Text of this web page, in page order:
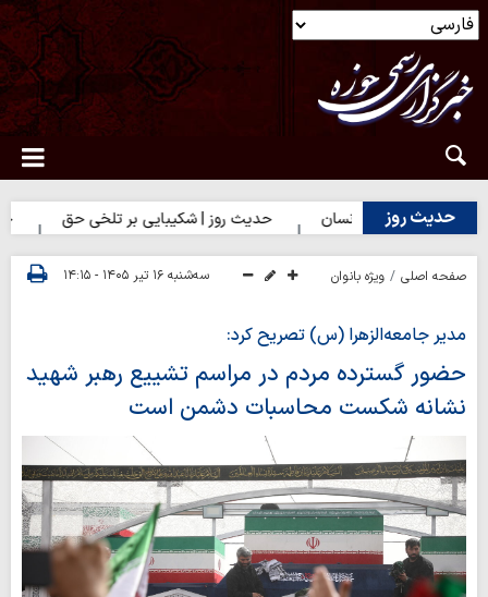
حدیث روز
سرمایه انسان حدیث روز | شکیبایی بر تلخی حق حدیث
صفحه اصلی ویژه بانوان سه‌شنبه ۱۶ تیر ۱۴۰۵ - ۱۴:۱۵
مدیر جامعه‌الزهرا (س) تصریح کرد:
حضور گسترده مردم در مراسم تشییع رهبر شهید
نشانه شکست محاسبات دشمن است